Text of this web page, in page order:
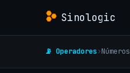
Sinologic
📡 Operadores›Números